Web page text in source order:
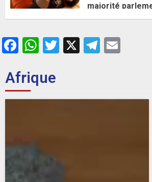
majorité
26 MAI 2026 0
Facebook
WhatsApp
Twitter
X
Afrique